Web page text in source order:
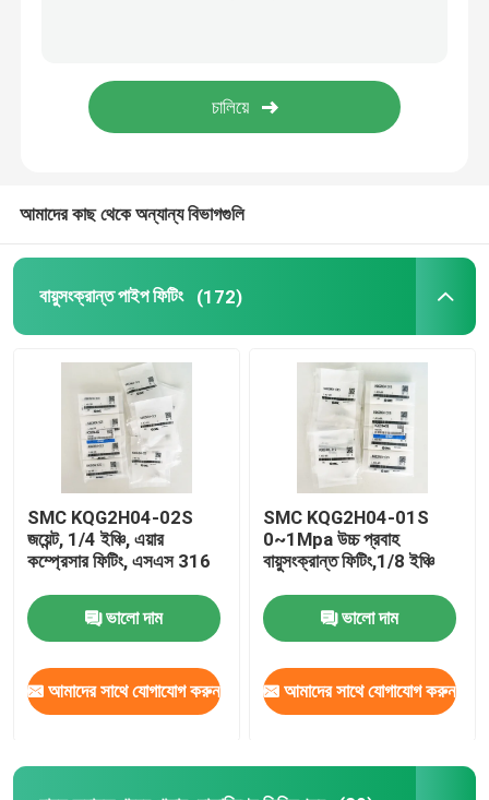
পলস জেট ভ্যালভ
হাইড্রোলিক কন্ট্রোল ভালভ
পরিবর্তনশীল ফ্রিকোয়েন্সি কনভার্টার
বুরকার্ট সোলিনয়েড ভালভ
ফেস্টো সোলিনয়েড ভালভ
আমাদের কাছ থেকে অন্যান্য বিভাগগুলি
বায়ুসংক্রান্ত পাইপ ফিটিং (172)
SMC KQG2H04-02S
জয়েন্ট, 1/4 ইঞ্চি, এয়ার
কম্প্রেসার ফিটিং, এসএস 316
ভালো দাম
আমাদের সাথে যোগাযোগ করুন
SMC KQG2H04-01S
0~1Mpa উচ্চ প্রবাহ
বায়ুসংক্রান্ত ফিটিং,1/8 ইঞ্চি
ভালো দাম
আমাদের সাথে যোগাযোগ করুন